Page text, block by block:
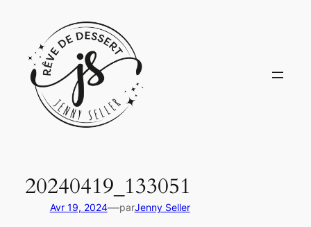
contenu
20240419_133051
Avr 19, 2024—parJenny Seller